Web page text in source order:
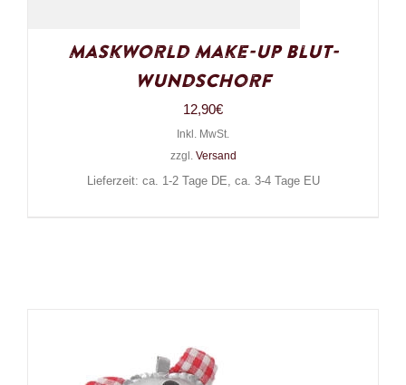
Maskworld Make-Up Blut-
Wundschorf
12,90€
Inkl. MwSt.
zzgl. Versand
Lieferzeit: ca. 1-2 Tage DE, ca. 3-4 Tage EU